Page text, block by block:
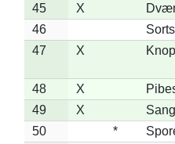
45
X
46
47
X
48 X
49
X
50
*